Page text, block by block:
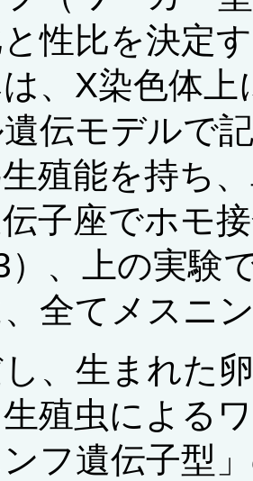
と性比を決定
、X染色体
伝モデルで
殖能を持ち
子座でホモ
）、上の実験
、全てメスニ
、生まれた
殖虫による
ンフ遺伝子型